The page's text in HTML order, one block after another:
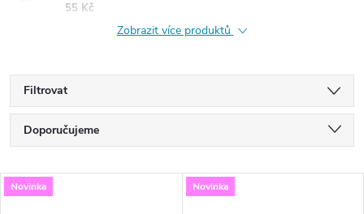
55 Kč
Zobrazit více produktů
Filtrovat
Ř
a
Doporučujeme
Nejdražší
V
Novinka Novinka